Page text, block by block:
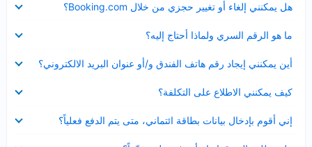
هل يمكنني إلغاء أو تغيير حجزي من خلال Booking.com؟
مصغر
ما هو الرقم السري ولماذا أحتاج إليه؟
مصغر
أين يمكنني إيجاد رقم هاتف الفندق و/أو عنوان البريد الالكتروني؟
عرض
مصغر
كيف يمكنني الاطلاع على التكلفة؟
مصغر
إني أقوم بإدخال بيانات بطاقة ائتماني، متى يتم الدفع فعلياً؟
مصغر